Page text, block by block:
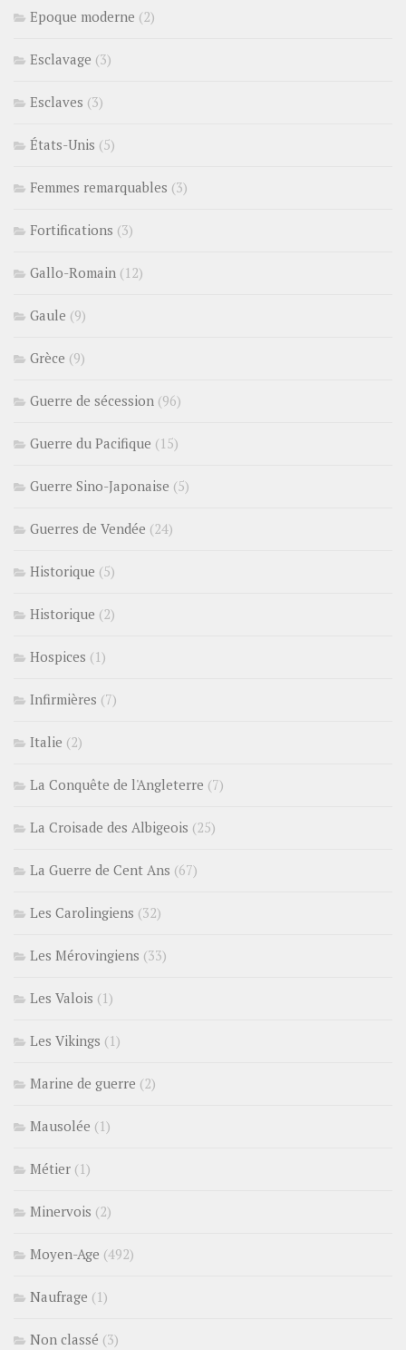
Epoque moderne (2)
Esclavage (3)
Esclaves (3)
États-Unis (5)
Femmes remarquables (3)
Fortifications (3)
Gallo-Romain (12)
Gaule (9)
Grèce (9)
Guerre de sécession (96)
Guerre du Pacifique (15)
Guerre Sino-Japonaise (5)
Guerres de Vendée (24)
Historique (5)
Historique (2)
Hospices (1)
Infirmières (7)
Italie (2)
La Conquête de l'Angleterre (7)
La Croisade des Albigeois (25)
La Guerre de Cent Ans (67)
Les Carolingiens (32)
Les Mérovingiens (33)
Les Valois (1)
Les Vikings (1)
Marine de guerre (2)
Mausolée (1)
Métier (1)
Minervois (2)
Moyen-Age (492)
Naufrage (1)
Non classé (3)